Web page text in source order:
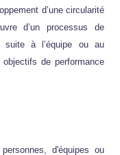
d’une circularité
d’un processus de
suite à l’équipe ou au
de performance
d'équipes ou